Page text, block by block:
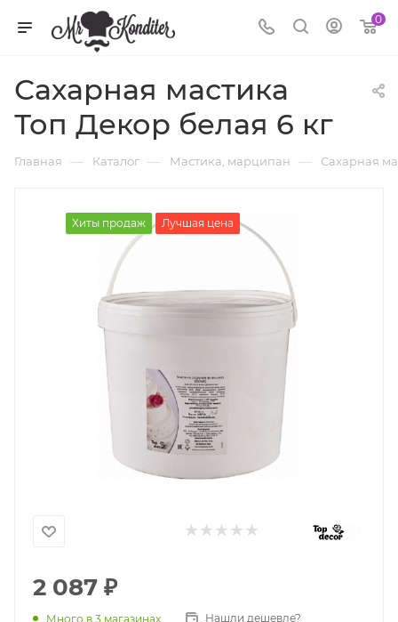
0
Сахарная мастика
Топ Декор белая 6 кг
Главная — Каталог — Мастика, марципан — Сахарная
Хиты продаж Лучшая цена
2 087 ₽
Много в 3 магазинах Нашли дешевле?